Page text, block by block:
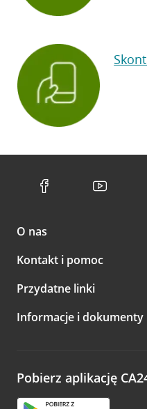
O nas
Kontakt i pomoc
Przydatne linki
Informacje i dokumenty
Pobierz aplikację